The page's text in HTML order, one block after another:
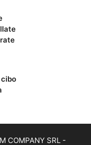
COMPANY SRL -